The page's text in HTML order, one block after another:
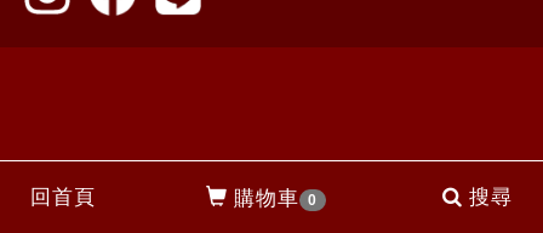
回首頁 購物車 0 搜尋